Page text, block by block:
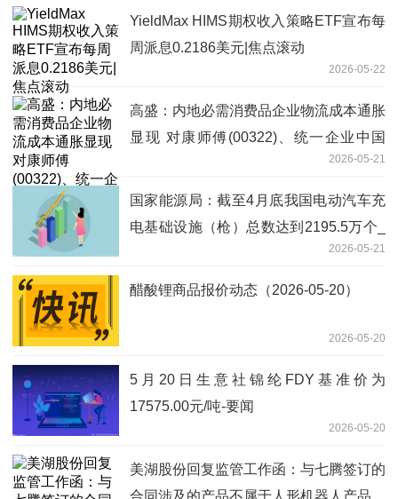
YieldMax HIMS期权收入策略ETF宣布每
周派息0.2186美元|焦点滚动
2026-05-22
高盛：内地必需消费品企业物流成本通胀
显现 对康师傅(00322)、统一企业中国
2026-05-21
国家能源局：截至4月底我国电动汽车充
电基础设施（枪）总数达到2195.5万个_
2026-05-21
醋酸锂商品报价动态（2026-05-20）
2026-05-20
5月20日生意社锦纶FDY基准价为
17575.00元/吨-要闻
2026-05-20
美湖股份回复监管工作函：与七腾签订的
合同涉及的产品不属于人形机器人产品